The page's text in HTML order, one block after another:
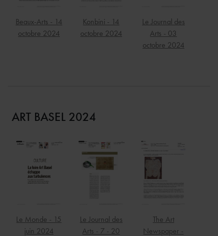
Beaux-Arts - 14
octobre 2024
Konbini - 14
octobre 2024
Le Journal des
Arts - 03
octobre 2024
ART BASEL 2024
Le Monde - 15
juin 2024
Le Journal des
Arts - 7 - 20
The Art
Newspaper -